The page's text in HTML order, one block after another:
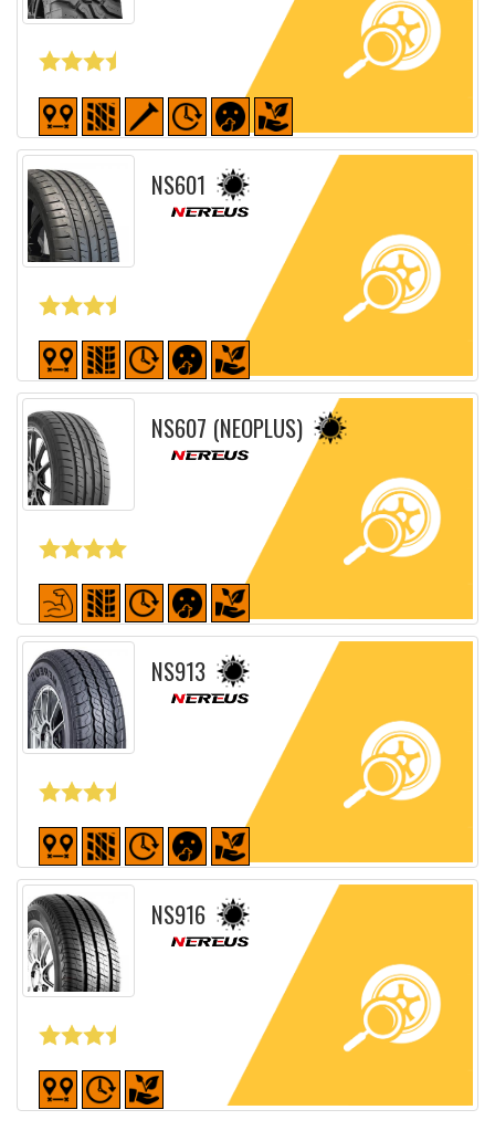
Fiche détaillée
NS601
Fiche détaillée
NS607 (NEOPLUS)
Fiche détaillée
NS913
Fiche détaillée
NS916